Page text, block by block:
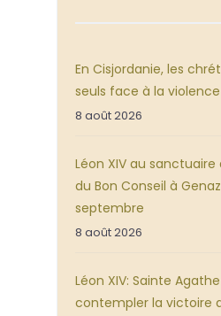
En Cisjordanie, les
seuls face à la
8 août 2026
Léon XIV au
du Bon Conseil à
septembre
8 août 2026
Léon XIV: Sainte
contempler la victoire